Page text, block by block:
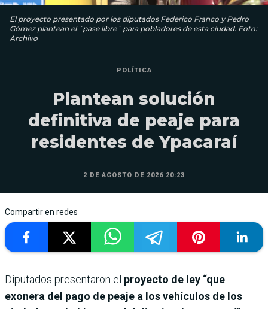
El proyecto presentado por los diputados Federico Franco y Pedro
Gómez plantean el ´pase libre´ para pobladores de esta ciudad. Foto:
Archivo
POLÍTICA
Plantean solución
definitiva de peaje para
residentes de Ypacaraí
2 DE AGOSTO DE 2026 20:23
Compartir en redes
Diputados presentaron el proyecto de ley “que
exonera del pago de peaje a los vehículos de los